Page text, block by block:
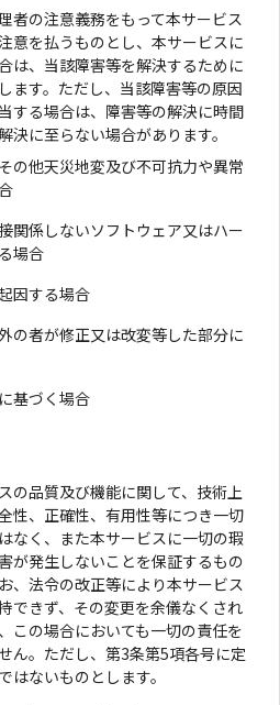
者の注意義務をもって本サービス
意を払うものとし、本サービスに
は、当該障害等を解決するために
ます。ただし、当該障害等の原因
する場合は、障害等の解決に時間
決に至らない場合があります。
の他天災地変及び不可抗力や異常
関係しないソフトウェア又はハー
場合
因する場合
の者が修正又は改変等した部分に
基づく場合
の品質及び機能に関して、技術上
性、正確性、有用性等につき一切
なく、また本サービスに一切の瑕
が発生しないことを保証するもの
、法令の改正等により本サービス
できず、その変更を余儀なくされ
この場合においても一切の責任を
ん。ただし、第3条第5項各号に定
はないものとします。